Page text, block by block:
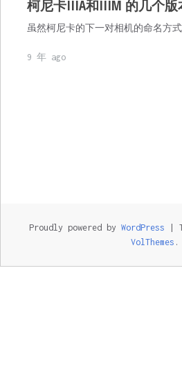
柯尼卡IIIA和IIIM 的几个版
虽然柯尼卡的下一对相机的命名方
9 年 ago
Proudly powered by WordPress
VolThemes .